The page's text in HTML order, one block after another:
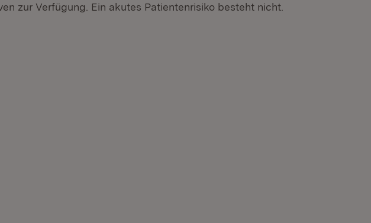
zur Verfügung. Ein akutes Patientenrisiko besteht nicht.